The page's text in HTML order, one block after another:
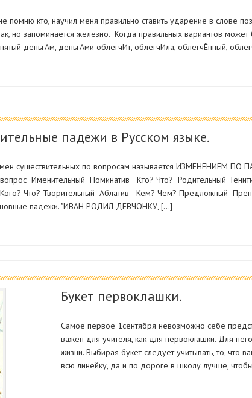
кто, научил меня правильно ставить ударение в слове
но запоминается железно. Когда правильных вариантов
деньгАм, деньгАми облегчИт, облегчИла, облегчЁнный,
падежи в Русском языке.
существительных по вопросам называется ИЗМЕНЕНИЕМ
Именительный Номинатив Кто? Что? Родительный
Кого? Что? Творительный Аблатив Кем? Чем? Предложный
падежи. "ИВАН РОДИЛ ДЕВЧОНКУ, […]
Букет первоклашки.
Самое первое 1сентября невозможно себе
важен для учителя, как для первоклашки. Для
жизни. Выбирая букет следует учитывать, то, что
всю линейку, да и по дороге в школу лучше,